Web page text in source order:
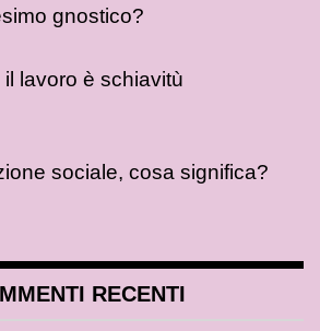
gnostico?
lavoro è schiavitù
sociale, cosa significa?
RECENTI